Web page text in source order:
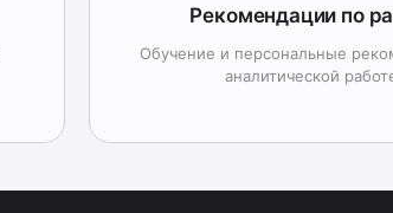
Рекомендации по
Обучение и персональные
аналитической